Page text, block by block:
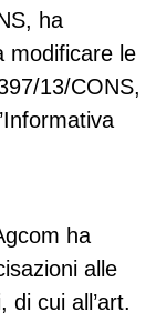
ha
modificare le
13/CONS,
ha
alle
di cui all’art.